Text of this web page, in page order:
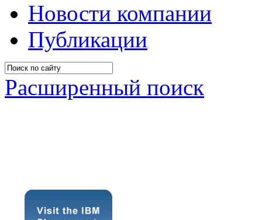
Новости компании
Публикации
Расширенный поиск